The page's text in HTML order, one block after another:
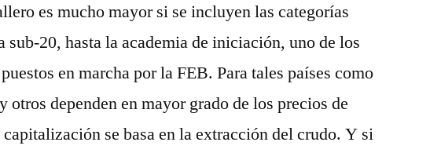
es mucho mayor si se incluyen las categorías
sub-20, hasta la academia de iniciación, uno de los
en marcha por la FEB. Para tales países como
otros dependen en mayor grado de los precios de
se basa en la extracción del crudo. Y si